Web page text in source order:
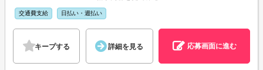
交通費支給 日払い・週払い
キープする 詳細を見る 応募画面に進む